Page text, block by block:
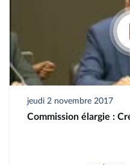
jeudi 2 novembre 2017
Commission élargie :